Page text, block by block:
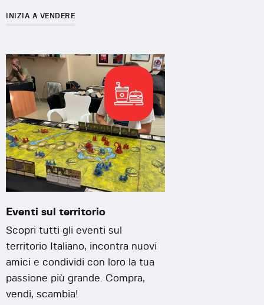
INIZIA A VENDERE
Eventi sul territorio
Scopri tutti gli eventi sul
territorio Italiano, incontra nuovi
amici e condividi con loro la tua
passione più grande. Compra,
vendi, scambia!